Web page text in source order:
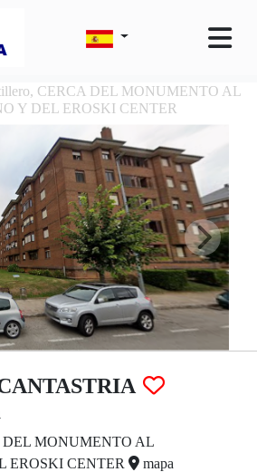
CERCA DEL MONUMENTO AL
Y DEL EROSKI CENTER
DEL MONUMENTO AL
EROSKI CENTER
mapa